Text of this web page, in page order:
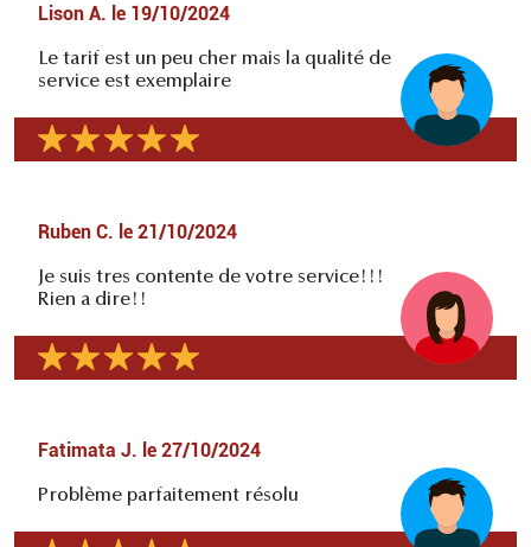
Lison A. le 19/10/2024
Le tarif est un peu cher mais la qualité de
service est exemplaire
Ruben C. le 21/10/2024
Je suis tres contente de votre service!!!
Rien a dire!!
Fatimata J. le 27/10/2024
Problème parfaitement résolu